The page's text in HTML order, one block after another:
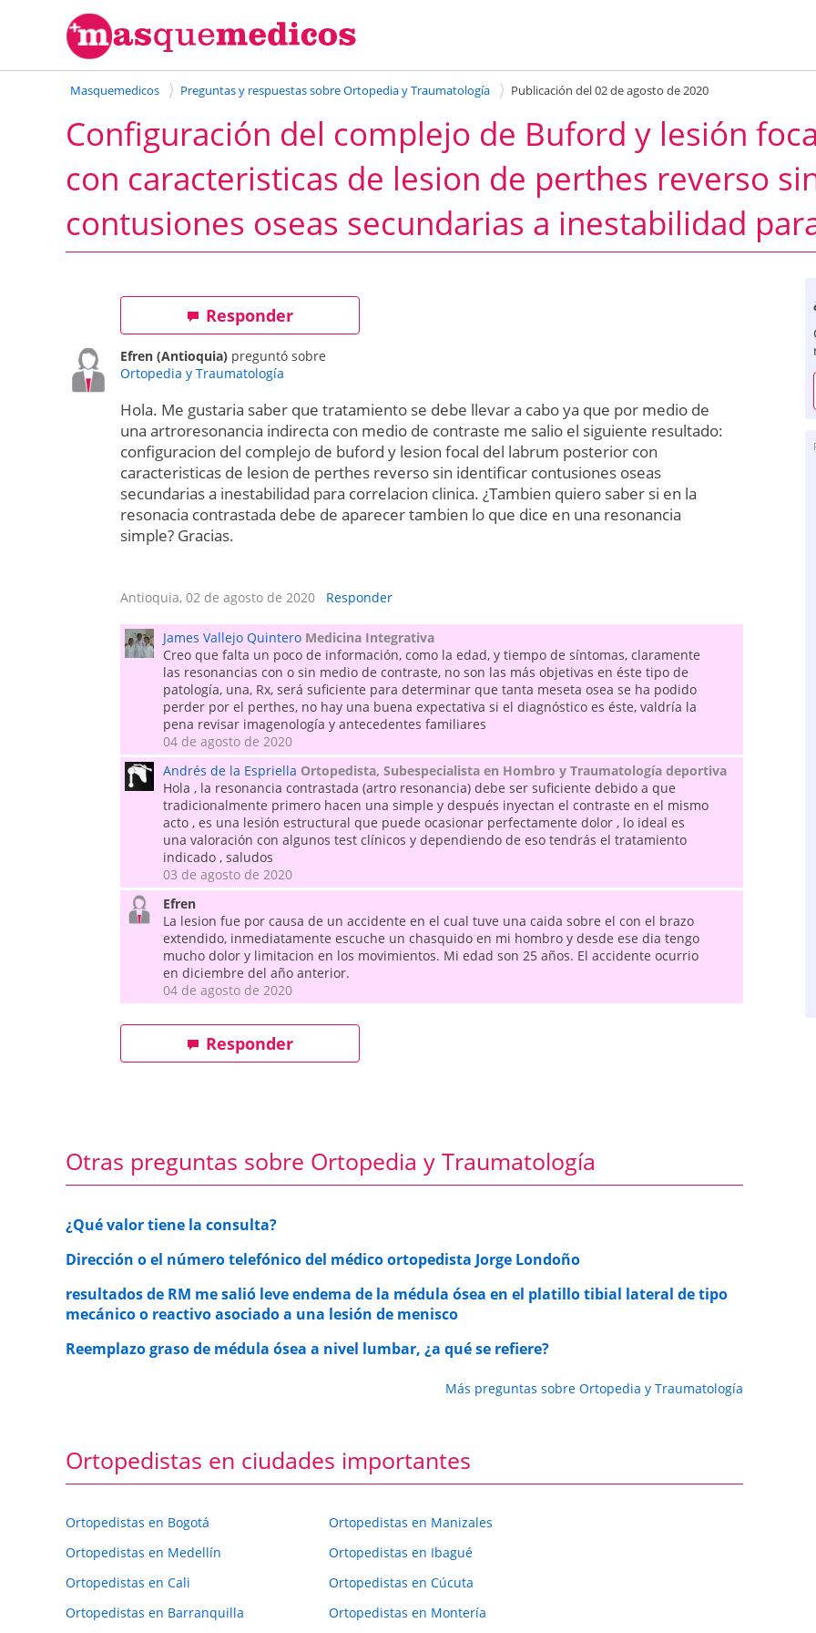
Masquemedicos Preguntas y respuestas sobre Ortopedia y Traumatología Publicación del 02 de agosto de 2020
Configuración del complejo de Buford y lesión
con caracteristicas de lesion de perthes reverso
contusiones oseas secundarias a inestabilidad
Responder
Efren (Antioquia) preguntó sobre
Ortopedia y Traumatología
Hola. Me gustaria saber que tratamiento se debe llevar a cabo ya que por medio de
una artroresonancia indirecta con medio de contraste me salio el siguiente resultado:
configuracion del complejo de buford y lesion focal del labrum posterior con
caracteristicas de lesion de perthes reverso sin identificar contusiones oseas
secundarias a inestabilidad para correlacion clinica. ¿Tambien quiero saber si en la
resonacia contrastada debe de aparecer tambien lo que dice en una resonancia
simple? Gracias.
Antioquia, 02 de agosto de 2020 Responder
James Vallejo Quintero Medicina Integrativa
Creo que falta un poco de información, como la edad, y tiempo de síntomas, claramente
las resonancias con o sin medio de contraste, no son las más objetivas en éste tipo de
patología, una, Rx, será suficiente para determinar que tanta meseta osea se ha podido
perder por el perthes, no hay una buena expectativa si el diagnóstico es éste, valdría la
pena revisar imagenología y antecedentes familiares
04 de agosto de 2020
Andrés de la Espriella Ortopedista, Subespecialista en Hombro y Traumatología deportiva
Hola , la resonancia contrastada (artro resonancia) debe ser suficiente debido a que
tradicionalmente primero hacen una simple y después inyectan el contraste en el mismo
acto , es una lesión estructural que puede ocasionar perfectamente dolor , lo ideal es
una valoración con algunos test clínicos y dependiendo de eso tendrás el tratamiento
indicado , saludos
03 de agosto de 2020
Efren
La lesion fue por causa de un accidente en el cual tuve una caida sobre el con el brazo
extendido, inmediatamente escuche un chasquido en mi hombro y desde ese dia tengo
mucho dolor y limitacion en los movimientos. Mi edad son 25 años. El accidente ocurrio
en diciembre del año anterior.
04 de agosto de 2020
Responder
Otras preguntas sobre Ortopedia y Traumatología
¿Qué valor tiene la consulta?
Dirección o el número telefónico del médico ortopedista Jorge Londoño
resultados de RM me salió leve endema de la médula ósea en el platillo tibial lateral de tipo
mecánico o reactivo asociado a una lesión de menisco
Reemplazo graso de médula ósea a nivel lumbar, ¿a qué se refiere?
Más preguntas sobre Ortopedia y Traumatología
Ortopedistas en ciudades importantes
Ortopedistas en Bogotá
Ortopedistas en Medellín
Ortopedistas en Cali
Ortopedistas en Barranquilla
Ortopedistas en Manizales
Ortopedistas en Ibagué
Ortopedistas en Cúcuta
Ortopedistas en Montería